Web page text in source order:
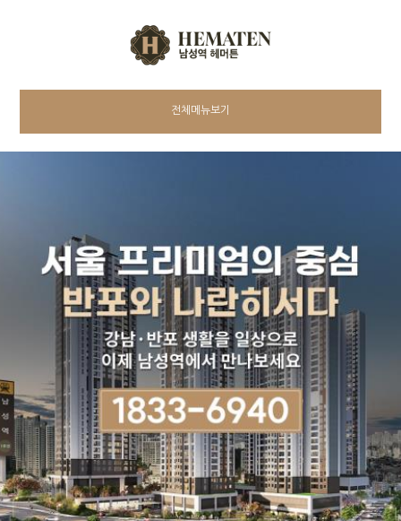
전체메뉴보기